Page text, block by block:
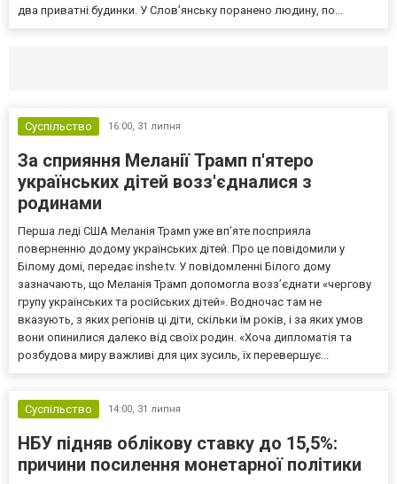
два приватні будинки. У Слов’янську поранено людину, по...
Суспільство 16:00, 31 липня
За сприяння Меланії Трамп п'ятеро
українських дітей возз'єдналися з
родинами
Перша леді США Меланія Трамп уже впʼяте посприяла
поверненню додому українських дітей. Про це повідомили у
Білому домі, передає inshe.tv. У повідомленні Білого дому
зазначають, що Меланія Трамп допомогла возз’єднати «чергову
групу українських та російських дітей». Водночас там не
вказують, з яких регіонів ці діти, скільки їм років, і за яких умов
вони опинилися далеко від своїх родин. «Хоча дипломатія та
розбудова миру важливі для цих зусиль, їх перевершує...
Суспільство 14:00, 31 липня
НБУ підняв облікову ставку до 15,5%:
причини посилення монетарної політики